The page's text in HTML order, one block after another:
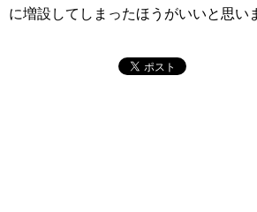
に増設してしまったほうがいいと思い